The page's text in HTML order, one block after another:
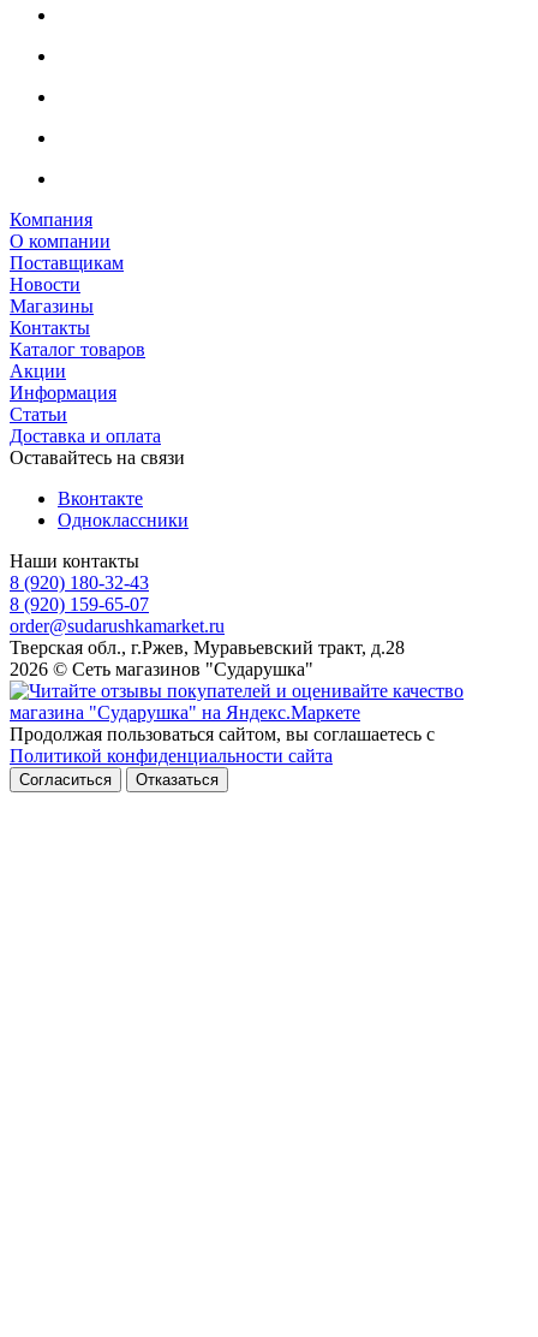
Компания
О компании
Поставщикам
Новости
Магазины
Контакты
Каталог товаров
Акции
Информация
Статьи
Доставка и оплата
Оставайтесь на связи
Вконтакте
Одноклассники
Наши контакты
8 (920) 180-32-43
8 (920) 159-65-07
order@sudarushkamarket.ru
Тверская обл., г.Ржев, Муравьевский тракт, д.28
2026 © Сеть магазинов "Сударушка"
Продолжая пользоваться сайтом, вы соглашаетесь с
Политикой конфиденциальности сайта
Согласиться Отказаться